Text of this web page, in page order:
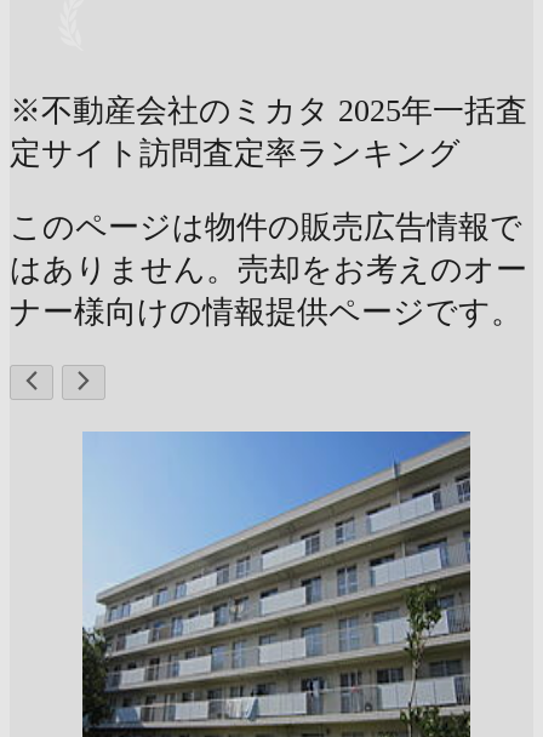
※不動産会社のミカタ 2025年一括査
定サイト訪問査定率ランキング
このページは物件の販売広告情報で
はありません。売却をお考えのオー
ナー様向けの情報提供ページです。